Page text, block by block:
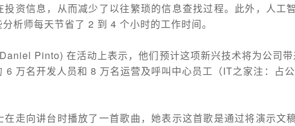
资信息，从而减少了以往繁琐的信息查找过程。此外，人工
析师每天节省了 2 到 4 个小时的工作时间。
Pinto) 在活动上表示，他们预计这项新兴技术将为公司
6 万名开发人员和 8 万名运营及呼叫中心员工（IT之家注：占
走向讲台时播放了一首歌曲，她表示这首歌是通过将演示文